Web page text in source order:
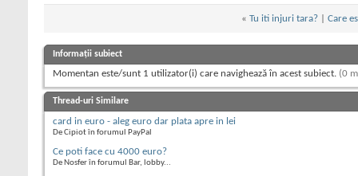
« Tu iti injuri tara?| Care
Informații subiect
Momentan este/sunt 1 utilizator(i) care navighează în acest subiect. (0
Thread-uri Similare
card in euro - aleg euro dar plata apre in lei
De Cipiot în forumul PayPal
Ce poti face cu 4000 euro?
De Nosfer în forumul Bar, lobby...